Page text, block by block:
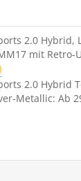
2.0 Hybrid,
mit Retro-
2.0 Hybrid
Metallic: Ab